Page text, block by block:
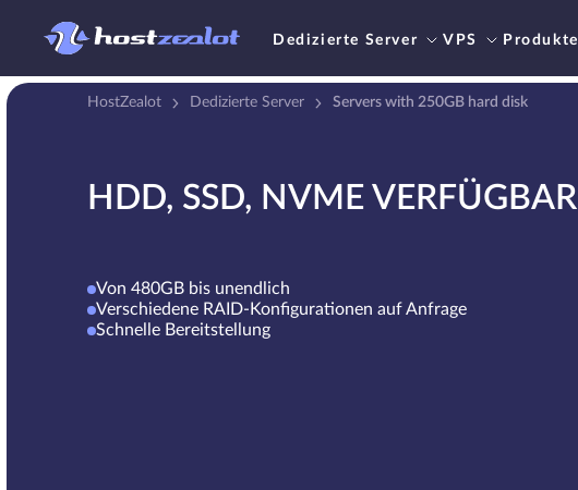
Dedizierte Server VPS Produkte
HostZealot Dedizierte Server Servers with 250GB hard disk
HDD, SSD, NVME VERFÜGBAR
Von 480GB bis unendlich
Verschiedene RAID-Konfigurationen auf Anfrage
Schnelle Bereitstellung